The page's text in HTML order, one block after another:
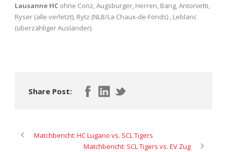
Lausanne HC ohne Conz, Augsburger, Herren, Bang, Antonietti,
Ryser (alle verletzt), Rytz (NLB/La Chaux-de-Fonds) , Leblanc
(überzähliger Ausländer).
Share Post:
Matchbericht: HC Lugano vs. SCL Tigers
Matchbericht: SCL Tigers vs. EV Zug